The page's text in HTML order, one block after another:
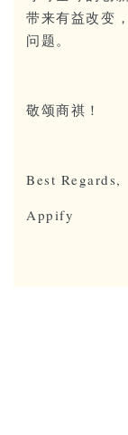
带来有益改变
问题。
敬颂商祺！
Best Regards,
Appify